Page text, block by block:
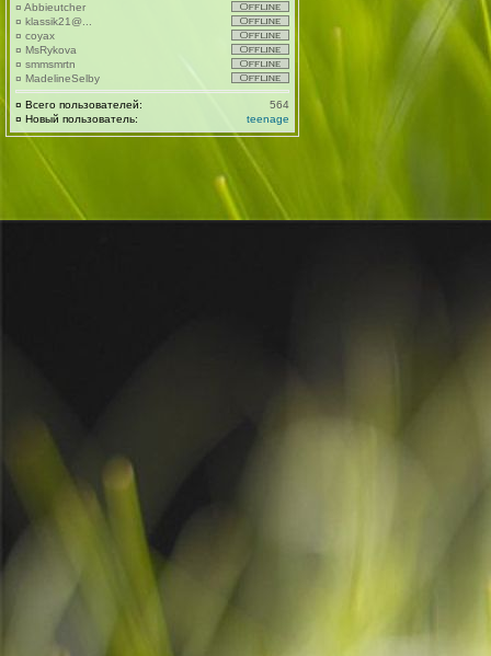
¤ Abbieutcher
¤ klassik21@...
¤ coyax
¤ MsRykova
¤ smmsmrtn
¤ MadelineSelby
¤ Всего пользователей:
564
¤ Новый пользователь: teenage